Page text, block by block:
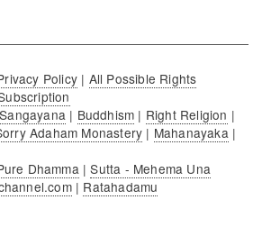
Policy | All Possible Rights
Sangayana | Buddhism | Right Religion |
Adaham Monastery | Mahanayaka |
Dhamma |Sutta - Mehema Una
| Ratahadamu